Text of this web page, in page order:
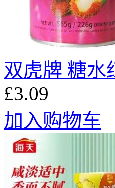
双虎牌 糖水
£3.09
加入购物车